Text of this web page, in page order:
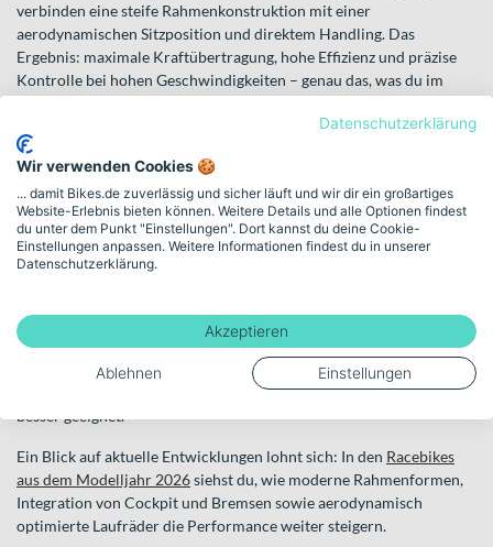
verbinden eine steife Rahmenkonstruktion mit einer
aerodynamischen Sitzposition und direktem Handling. Das
Ergebnis: maximale Kraftübertragung, hohe Effizienz und präzise
Kontrolle bei hohen Geschwindigkeiten – genau das, was du im
Typische Einsatzbereiche sind Straßenrennen, schnelle
Gruppenfahrten, Kriterien oder sprintorientierte Events. Wenn du
ambitioniert trainierst, dich mit anderen messen willst oder auf
Bestzeiten hinarbeitest, sind Racebikes die richtige Wahl. Sie
richten sich an sportlich orientierte Fahrer, Clubracer und alle, die
Performance über Komfort stellen.
aggressive Geometrie und Komponenten, die auf schnelle Fahrten
auf Asphalt abgestimmt sind. Racebikes sind klar für glatte,
befestigte Straßen konzipiert – für Gravel, Offroad oder
ausgedehnte Touren mit Komfortfokus sind andere Kategorien
besser geeignet.
Ein Blick auf aktuelle Entwicklungen lohnt sich: In den Racebikes
aus dem Modelljahr 2026siehst du, wie moderne Rahmenformen,
Integration von Cockpit und Bremsen sowie aerodynamisch
optimierte Laufräder die Performance weiter steigern.
Datenschutzerklärung
Wir verwenden Cookies 🍪
... damit Bikes.de zuverlässig und sicher läuft und wir dir ein großartiges
Website-Erlebnis bieten können. Weitere Details und alle Optionen findest
du unter dem Punkt "Einstellungen". Dort kannst du deine Cookie-
Einstellungen anpassen. Weitere Informationen findest du in unserer
Datenschutzerklärung.
Akzeptieren
Ablehnen Einstellungen